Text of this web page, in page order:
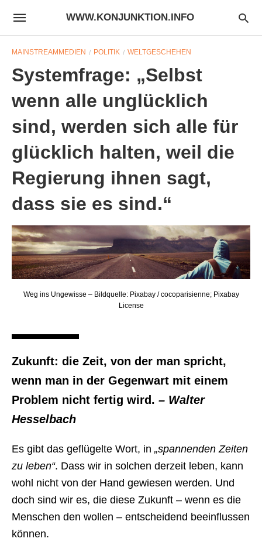
WWW.KONJUNKTION.INFO
MAINSTREAMMEDIEN POLITIK WELTGESCHEHEN
Systemfrage: „Selbst
wenn alle unglücklich
sind, werden sich alle für
glücklich halten, weil die
Regierung ihnen sagt,
dass sie es sind.“
Weg ins Ungewisse – Bildquelle: Pixabay / cocoparisienne; Pixabay
License
Zukunft: die Zeit, von der man spricht,
wenn man in der Gegenwart mit einem
Problem nicht fertig wird. – Walter
Hesselbach
Es gibt das geflügelte Wort, in „spannenden Zeiten
zu leben“. Dass wir in solchen derzeit leben, kann
wohl nicht von der Hand gewiesen werden. Und
doch sind wir es, die diese Zukunft – wenn es die
Menschen den wollen – entscheidend beeinflussen
können.